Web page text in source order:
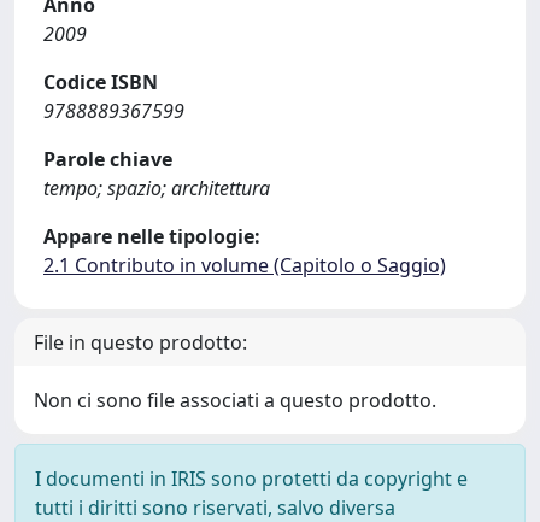
2009
Codice ISBN
9788889367599
Parole chiave
tempo; spazio; architettura
Appare nelle tipologie:
2.1 Contributo in volume (Capitolo o Saggio)
File in questo prodotto:
Non ci sono file associati a questo prodotto.
I documenti in IRIS sono protetti da copyright e
tutti i diritti sono riservati, salvo diversa